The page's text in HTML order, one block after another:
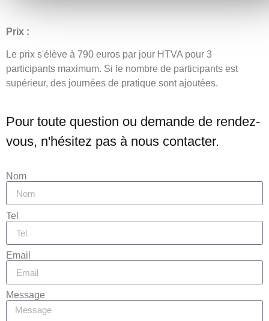
Prix :
Le prix s'élève à 790 euros par jour HTVA pour 3
participants maximum. Si le nombre de participants est
supérieur, des journées de pratique sont ajoutées.
Pour toute question ou demande de rendez-
vous, n'hésitez pas à nous contacter.
Nom
Tel
Email
Message